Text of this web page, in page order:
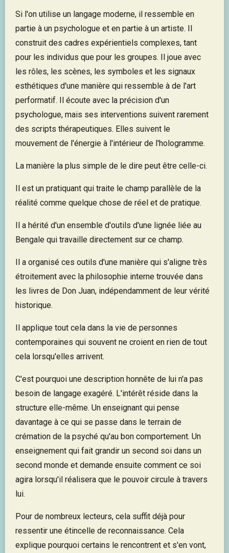
Si l'on utilise un langage moderne, il ressemble en
partie à un psychologue et en partie à un artiste. Il
construit des cadres expérientiels complexes, tant
pour les individus que pour les groupes. Il joue avec
les rôles, les scènes, les symboles et les signaux
esthétiques d'une manière qui ressemble à de l'art
performatif. Il écoute avec la précision d'un
psychologue, mais ses interventions suivent rarement
des scripts thérapeutiques. Elles suivent le
mouvement de l'énergie à l'intérieur de l'hologramme.
La manière la plus simple de le dire peut être celle-ci.
Il est un pratiquant qui traite le champ parallèle de la
réalité comme quelque chose de réel et de pratique.
Il a hérité d'un ensemble d'outils d'une lignée liée au
Bengale qui travaille directement sur ce champ.
Il a organisé ces outils d'une manière qui s'aligne très
étroitement avec la philosophie interne trouvée dans
les livres de Don Juan, indépendamment de leur vérité
historique.
Il applique tout cela dans la vie de personnes
contemporaines qui souvent ne croient en rien de tout
cela lorsqu'elles arrivent.
C'est pourquoi une description honnête de lui n'a pas
besoin de langage exagéré. L'intérêt réside dans la
structure elle-même. Un enseignant qui pense
davantage à ce qui se passe dans le terrain de
crémation de la psyché qu'au bon comportement. Un
enseignement qui fait grandir un second soi dans un
second monde et demande ensuite comment ce soi
agira lorsqu'il réalisera que le pouvoir circule à travers
lui.
Pour de nombreux lecteurs, cela suffit déjà pour
ressentir une étincelle de reconnaissance. Cela
explique pourquoi certains le rencontrent et s'en vont,